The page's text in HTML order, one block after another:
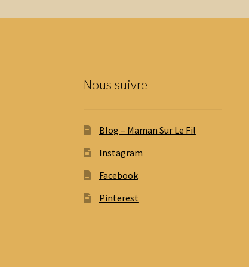
être
Nous suivre
Blog – Maman Sur Le Fil
Instagram
Facebook
Pinterest